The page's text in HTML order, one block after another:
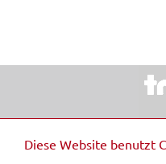
Diese Website benutzt